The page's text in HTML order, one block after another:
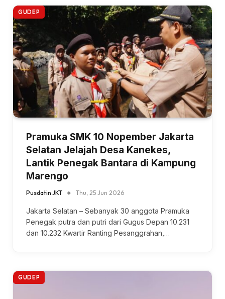
GUDEP
Pramuka SMK 10 Nopember Jakarta
Selatan Jelajah Desa Kanekes,
Lantik Penegak Bantara di Kampung
Marengo
Pusdatin JKT Thu, 25 Jun 2026
Jakarta Selatan – Sebanyak 30 anggota Pramuka
Penegak putra dan putri dari Gugus Depan 10.231
dan 10.232 Kwartir Ranting Pesanggrahan,…
GUDEP